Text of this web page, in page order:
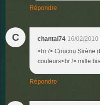
Répondre
C chantal74 16/02/2010
<br /> Coucou Sirène
couleurs<br /> mille
Répondre